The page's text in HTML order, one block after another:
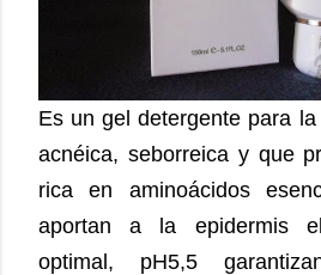
Es un gel detergente para
acnéica, seborreica y que
rica en aminoácidos
aportan a la epidermis
optimal, pH5,5